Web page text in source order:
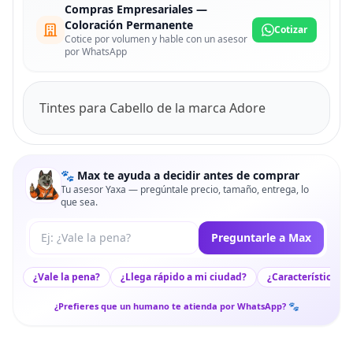
Compras Empresariales —
Coloración Permanente
Cotice por volumen y hable con un asesor
por WhatsApp
Cotizar
Tintes para Cabello de la marca Adore
🐾 Max te ayuda a decidir antes de comprar
Tu asesor Yaxa — pregúntale precio, tamaño, entrega, lo
que sea.
Tu pregunta a Max Preguntarle a Max
¿Vale la pena? ¿Llega rápido a mi ciudad? ¿Características
¿Prefieres que un humano te atienda por WhatsApp? 🐾